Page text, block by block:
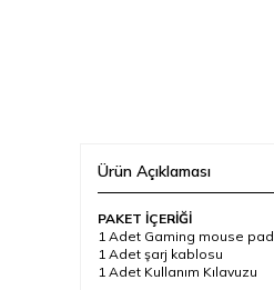
Ürün Açıklaması
PAKET İÇERİĞİ
1 Adet Gaming mouse pad
1 Adet şarj kablosu
1 Adet Kullanım Kılavuzu